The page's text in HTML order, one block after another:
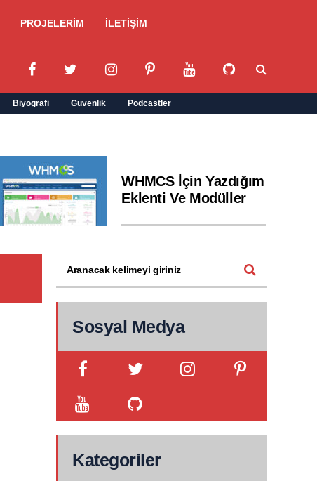
PROJELERİM İLETİŞİM
Biyografi Güvenlik Podcastler
WHMCS İçin Yazdığım
Eklenti Ve Modüller
Sosyal Medya
Kategoriler